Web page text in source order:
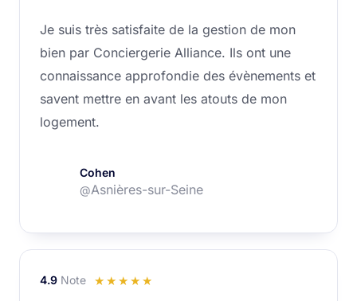
sur
5
Je suis très satisfaite de la gestion de mon
bien par Conciergerie Alliance. Ils ont une
connaissance approfondie des évènements et
savent mettre en avant les atouts de mon
logement.
Cohen
@Asnières-sur-Seine
4.9 Note ☆ ☆ ☆ ☆ ☆